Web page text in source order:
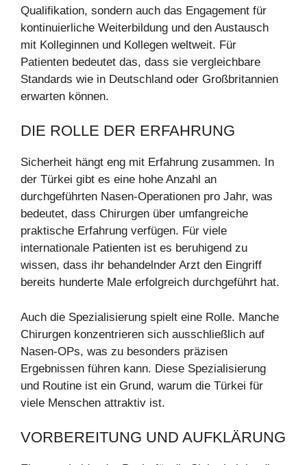
Qualifikation, sondern auch das Engagement für
kontinuierliche Weiterbildung und den Austausch
mit Kolleginnen und Kollegen weltweit. Für
Patienten bedeutet das, dass sie vergleichbare
Standards wie in Deutschland oder Großbritannien
erwarten können.
DIE ROLLE DER ERFAHRUNG
Sicherheit hängt eng mit Erfahrung zusammen. In
der Türkei gibt es eine hohe Anzahl an
durchgeführten Nasen-Operationen pro Jahr, was
bedeutet, dass Chirurgen über umfangreiche
praktische Erfahrung verfügen. Für viele
internationale Patienten ist es beruhigend zu
wissen, dass ihr behandelnder Arzt den Eingriff
bereits hunderte Male erfolgreich durchgeführt hat.
Auch die Spezialisierung spielt eine Rolle. Manche
Chirurgen konzentrieren sich ausschließlich auf
Nasen-OPs, was zu besonders präzisen
Ergebnissen führen kann. Diese Spezialisierung
und Routine ist ein Grund, warum die Türkei für
viele Menschen attraktiv ist.
VORBEREITUNG UND AUFKLÄRUNG